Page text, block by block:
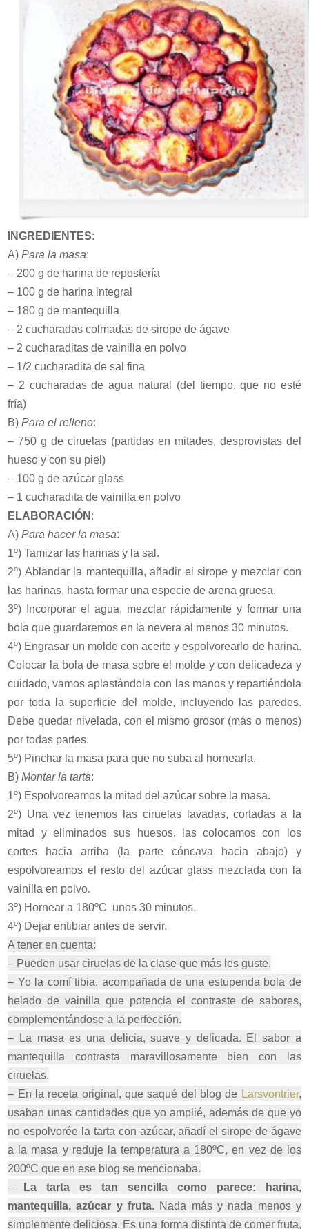
INGREDIENTES:
A)Para la masa:
– 200 g de harina de repostería
– 100 g de harina integral
– 180 g de mantequilla
– 2 cucharadas colmadas de sirope de ágave
– 2 cucharaditas de vainilla en polvo
– 1/2 cucharadita de sal fina
– 2 cucharadas de agua natural (del tiempo, que no esté
fría)
B)Para el relleno:
– 750 g de ciruelas (partidas en mitades, desprovistas del
hueso y con su piel)
– 100 g de azúcar glass
– 1 cucharadita de vainilla en polvo
ELABORACIÓN :
A)Para hacer la masa:
1º) Tamizar las harinas y la sal.
2º) Ablandar la mantequilla, añadir el sirope y mezclar con
las harinas, hasta formar una especie de arena gruesa.
3º) Incorporar el agua, mezclar rápidamente y formar una
bola que guardaremos en la nevera al menos 30 minutos.
4º) Engrasar un molde con aceite y espolvorearlo de harina.
Colocar la bola de masa sobre el molde y con delicadeza y
cuidado, vamos aplastándola con las manos y repartiéndola
por toda la superficie del molde, incluyendo las paredes.
Debe quedar nivelada, con el mismo grosor (más o menos)
por todas partes.
5º) Pinchar la masa para que no suba al hornearla.
B)Montar la tarta:
1º) Espolvoreamos la mitad del azúcar sobre la masa.
2º) Una vez tenemos las ciruelas lavadas, cortadas a la
mitad y eliminados sus huesos, las colocamos con los
cortes hacia arriba (la parte cóncava hacia abajo) y
espolvoreamos el resto del azúcar glass mezclada con la
vainilla en polvo.
3º) Hornear a 180ºC unos 30 minutos.
4º) Dejar entibiar antes de servir.
A tener en cuenta:
– Pueden usar ciruelas de la clase que más les guste.
– Yo la comí tibia, acompañada de una estupenda bola de
helado de vainilla que potencia el contraste de sabores,
complementándose a la perfección.
– La masa es una delicia, suave y delicada. El sabor a
mantequilla contrasta maravillosamente bien con las
ciruelas.
– En la receta original, que saqué del blog de Larsvontrier,
usaban unas cantidades que yo amplié, además de que yo
no espolvorée la tarta con azúcar, añadí el sirope de ágave
a la masa y reduje la temperatura a 180ºC, en vez de los
200ºC que en ese blog se mencionaba.
–
La tarta es tan sencilla como parece: harina,
mantequilla, azúcar y fruta. Nada más y nada menos y
simplemente deliciosa. Es una forma distinta de comer fruta,